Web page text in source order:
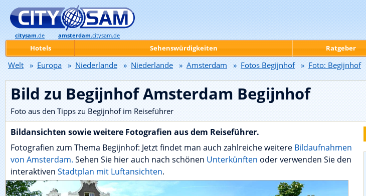
Bild zu Begijnhof Amsterdam Begijnhof
Foto aus den Tipps zu Begijnhof im Reiseführer
Bildansichten sowie weitere Fotografien aus dem Reiseführer.
Fotografien zum Thema Begijnhof: Jetzt findet man auch zahlreiche weitere Bildaufnahmen
von Amsterdam. Sehen Sie hier auch nach schönen Unterkünften oder verwenden Sie den
interaktiven Stadtplan mit Luftansichten.
citysam.de amsterdam.citysam.de
Hotels Sehenswürdigkeiten Ratgeber
Welt » Europa » Niederlande » Niederlande » Amsterdam » Fotos Begijnhof » Foto: Begijnhof